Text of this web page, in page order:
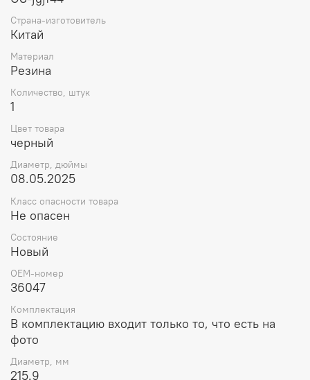
шины, что может привести к потере контроля над
электросамокатом и опасным ситуациям на дороге.
Если шина электросамоката имеет прокол или разрыв,
камера может быть использована для временного
ремонта, что позволяет продолжить движение до
ближайшего сервисного центра или места назначения.
В целом, колесная камера для электросамоката
является важным компонентом, который помогает
двухколесных транспортных средств.
Страна-изготовитель
Китай
Материал
Резина
Количество, штук
1
Цвет товара
черный
Диаметр, дюймы
08.05.2025
Класс опасности товара
Не опасен
Состояние
Новый
OEM-номер
36047
Комплектация
В комплектацию входит только то, что есть на
фото
Диаметр, мм
215.9